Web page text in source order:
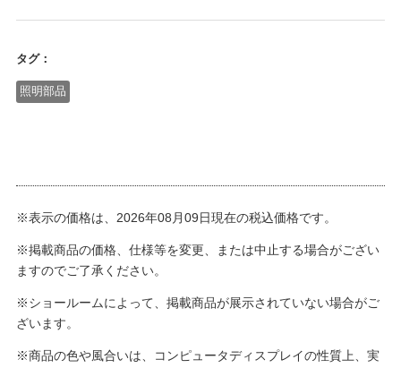
タグ：
照明部品
※表示の価格は、2026年08月09日現在の税込価格です。
※掲載商品の価格、仕様等を変更、または中止する場合がござい
ますのでご了承ください。
※ショールームによって、掲載商品が展示されていない場合がご
ざいます。
※商品の色や風合いは、コンピュータディスプレイの性質上、実